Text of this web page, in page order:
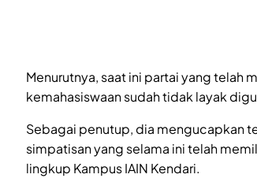
Menurutnya, saat ini partai yang telah
kemahasiswaan sudah tidak layak
Sebagai penutup, dia mengucapkan
simpatisan yang selama ini telah
lingkup Kampus IAIN Kendari.